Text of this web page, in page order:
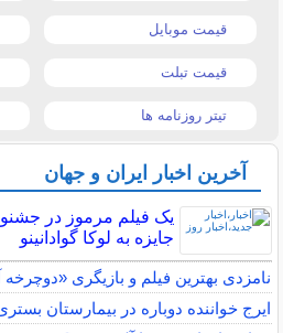
قیمت موبایل
قیمت تبلت
تیتر روزنامه ها
آخرین اخبار ایران و جهان
یک فیلم مرموز در
جایزه به لوکا گوادانینو
نامزدی بهترین فیلم و بازیگری «دوچرخه آبی» در ۲
ایرج خواننده دوباره در بیمارستان